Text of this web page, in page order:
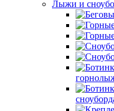
Лыжи и